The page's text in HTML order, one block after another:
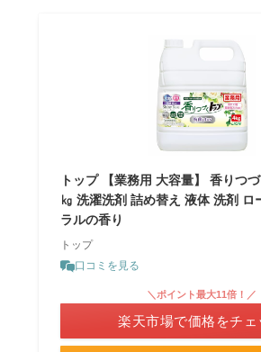
トップ 【業務用 大容量】 香りつ
㎏ 洗濯洗剤 詰め替え 液体 洗剤 ロ
ラルの香り
トップ
口コミを見る
＼ポイント最大11倍！／
楽天市場で価格をチェ